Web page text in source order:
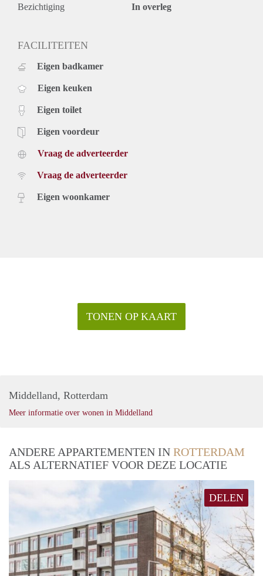
verhoging.
woning kunt u contact met ons opnemen via de website of
Bezichtiging In overleg
FACILITEITEN
Eigen badkamer
Eigen keuken
Eigen toilet
Eigen voordeur
Vraag de adverteerder
Vraag de adverteerder
Eigen woonkamer
TONEN OP KAART
Middelland, Rotterdam
Meer informatie over wonen in Middelland
ANDERE APPARTEMENTEN IN ROTTERDAM
ALS ALTERNATIEF VOOR DEZE LOCATIE
DELEN